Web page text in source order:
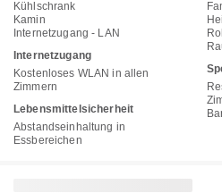
Kühlschrank
Kamin
Internetzugang - LAN
Internetzugang
Kostenloses WLAN in allen
Zimmern
Lebensmittelsicherheit
Abstandseinhaltung in
Essbereichen